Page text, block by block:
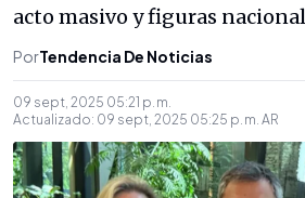
acto masivo y figuras
PorTendencia De Noticias
09 sept, 2025 05:21 p. m.
Actualizado: 09 sept, 2025 05:25 p. m. AR